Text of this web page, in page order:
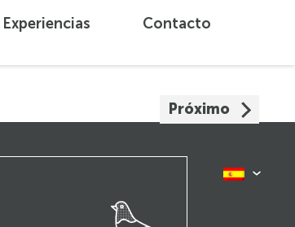
Experiencias Contacto
Próximo